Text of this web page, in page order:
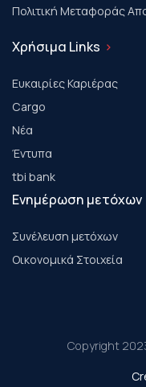
Πολιτική Μεταφοράς
Χρήσιμα Links
Ευκαιρίες Καριέρας
Cargo
Νέα
Έντυπα
tbi bank
Ενημέρωση μετόχων
Συνέλευση μετόχων
Οικονομικά Στοιχεία
Copyright